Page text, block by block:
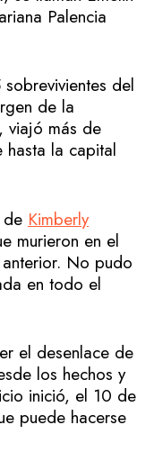
Palencia
del
de la
viajó más de
la capital
de Kimberly
murieron en el
No pudo
en todo el
el desenlace de
los hechos y
inició, el 10 de
puede hacerse